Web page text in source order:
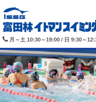
月～土 10:30～19:00 / 日 9:30～